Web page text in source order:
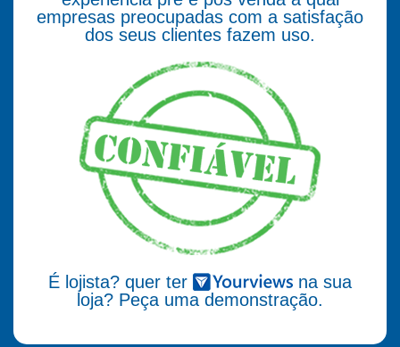
empresas preocupadas com a satisfação
dos seus clientes fazem uso.
É lojista? quer ter
na sua
loja? Peça uma demonstração.